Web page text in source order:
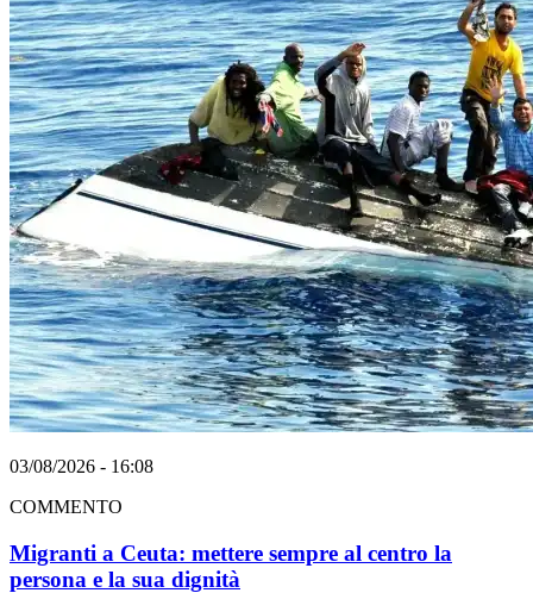
03/08/2026 - 16:08
COMMENTO
Migranti a Ceuta: mettere sempre al centro la
persona e la sua dignità